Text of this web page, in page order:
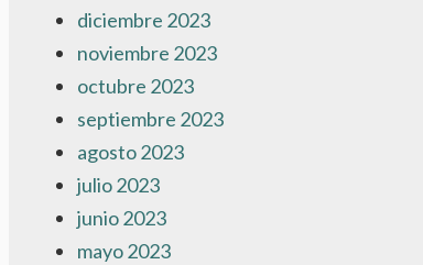
diciembre 2023
noviembre 2023
octubre 2023
septiembre 2023
agosto 2023
julio 2023
junio 2023
mayo 2023